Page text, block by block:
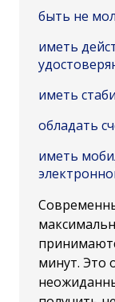
быть не
иметь
иметь
обладать
иметь
минут. Это